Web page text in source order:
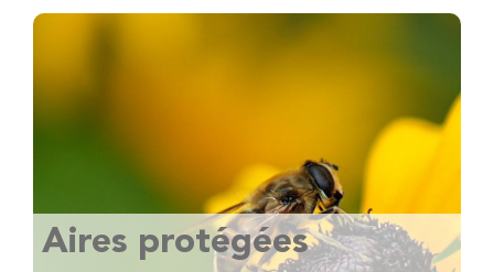
Aires protégées